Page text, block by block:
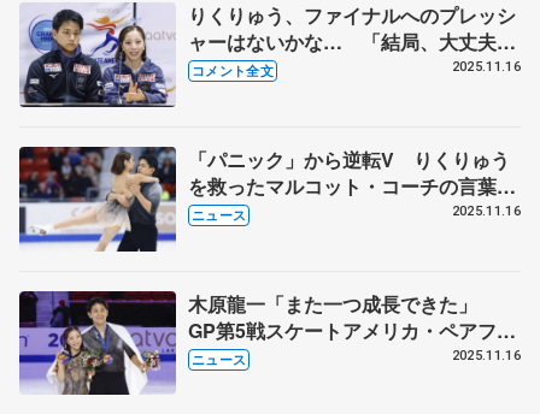
りくりゅう、ファイナルへのプレッシ
ャーはないかな… 「結局、大丈夫だ
からっていう風に思えればいい」【
コメント全文 2025.11.16
「パニック」から逆転V りくりゅう
を救ったマルコット・コーチの言葉
GP第5戦スケートアメリカ
ニュース 2025.11.16
木原龍一「また一つ成長できた」
GP第5戦スケートアメリカ・ペアフリ
ー
ニュース 2025.11.16